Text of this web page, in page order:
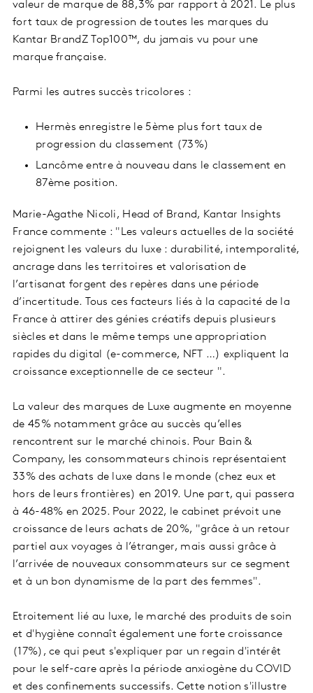
valeur de marque de 88,3% par rapport à 2021. Le plus
fort taux de progression de toutes les marques du
Kantar BrandZ Top100™, du jamais vu pour une
marque française.
Parmi les autres succès tricolores :
Hermès enregistre le 5ème plus fort taux de
progression du classement (73%)
Lancôme entre à nouveau dans le classement en
87ème position.
Marie-Agathe Nicoli, Head of Brand, Kantar Insights
France commente : "Les valeurs actuelles de la société
rejoignent les valeurs du luxe : durabilité, intemporalité,
ancrage dans les territoires et valorisation de
l’artisanat forgent des repères dans une période
d’incertitude. Tous ces facteurs liés à la capacité de la
France à attirer des génies créatifs depuis plusieurs
siècles et dans le même temps une appropriation
rapides du digital (e-commerce, NFT …) expliquent la
croissance exceptionnelle de ce secteur ".
La valeur des marques de Luxe augmente en moyenne
de 45% notamment grâce au succès qu’elles
rencontrent sur le marché chinois. Pour Bain &
Company, les consommateurs chinois représentaient
33% des achats de luxe dans le monde (chez eux et
hors de leurs frontières) en 2019. Une part, qui passera
à 46-48% en 2025. Pour 2022, le cabinet prévoit une
croissance de leurs achats de 20%, "grâce à un retour
partiel aux voyages à l’étranger, mais aussi grâce à
l’arrivée de nouveaux consommateurs sur ce segment
et à un bon dynamisme de la part des femmes".
Etroitement lié au luxe, le marché des produits de soin
et d'hygiène connaît également une forte croissance
(17%), ce qui peut s'expliquer par un regain d'intérêt
pour le self-care après la période anxiogène du COVID
et des confinements successifs. Cette notion s'illustre